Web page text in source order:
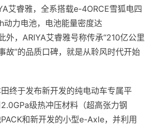
艾睿雅，全系搭载e-4ORCE雪狐电四
动力电池，电池能量密度达
外，ARIYA艾睿雅号称传承“210亿公里
故”的品质口碑，就是从聆风时代开始
终于发布新开发的纯电动车专属平
级热冲压材料（超高张力钢
和新开发的小型e-Axle，并利用